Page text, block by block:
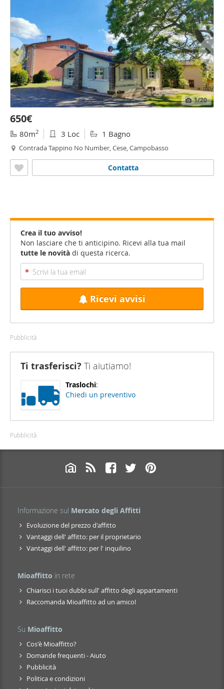
1/20
650€
80m2 3 Loc 1 Bagno
Contrada Tappino No Number, Cese, Campobasso
Contatta
Crea il tuo avviso!
Non lasciare che ti anticipino. Ricevi alla tua mail
tutte le novità di questa ricerca.
Ricevi avvisi
Pubblicità
Ti trasferisci? Ti aiutiamo!
Traslochi:
Chiedi un preventivo
Pubblicità
Informazione sul Mercato degli Affitti
Evoluzione del prezzo d'affitto
Vantaggi dell' affitto: per il proprietario
Vantaggi dell' affitto: per l' inquilino
Mioaffitto in rete
Chiarisci i tuoi dubbi sull' affitto degli appartamenti
Raccomanda Mioaffitto ad un amico!
Su Mioaffitto
Cos'è Mioaffitto?
Domande frequenti - Aiuto
Pubblicità
Politica e condizioni